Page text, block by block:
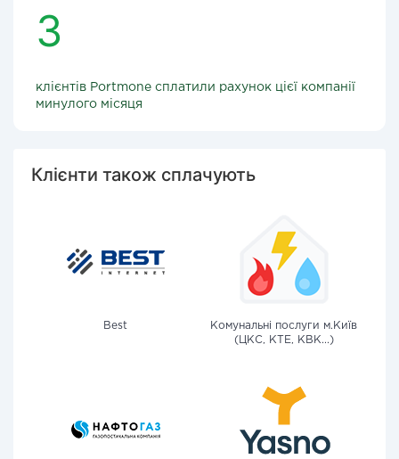
3
клієнтів Portmone сплатили рахунок цієї компанії
минулого місяця
Клієнти також сплачують
Best
Комунальні послуги м.Київ
(ЦКС, КТЕ, КВК...)